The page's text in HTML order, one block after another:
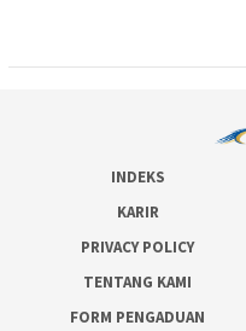
INDEKS
KARIR
PRIVACY POLICY
TENTANG KAMI
FORM PENGADUAN